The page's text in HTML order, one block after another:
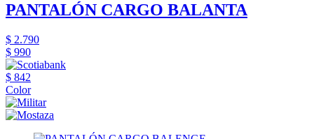
PANTALÓN CARGO BALANTA
$ 2.790
$ 990
$ 842
Color